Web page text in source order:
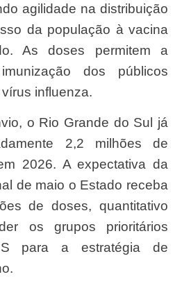
agilidade na distribuição
da população à vacina
As doses permitem a
dos públicos
influenza.
2,2 milhões de
2026. A expectativa da
de maio o Estado receba
de doses, quantitativo
os grupos prioritários
para a estratégia de